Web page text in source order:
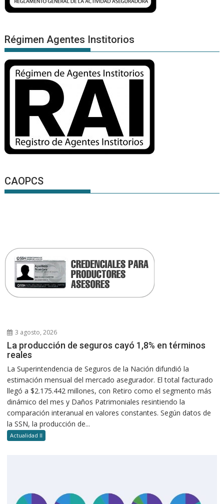
Régimen Agentes Institorios
CAOPCS
3 agosto, 2026
La producción de seguros cayó 1,8% en términos
reales
La Superintendencia de Seguros de la Nación difundió la
estimación mensual del mercado asegurador. El total facturado
llegó a $2.175.442 millones, con Retiro como el segmento más
dinámico del mes y Daños Patrimoniales resintiendo la
comparación interanual en valores constantes. Según datos de
la SSN, la producción de...
Actualidad II